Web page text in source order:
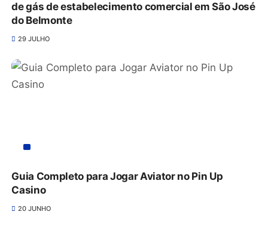
de gás de estabelecimento comercial em São José
do Belmonte
29 JULHO
Guia Completo para Jogar Aviator no Pin Up
Casino
20 JUNHO